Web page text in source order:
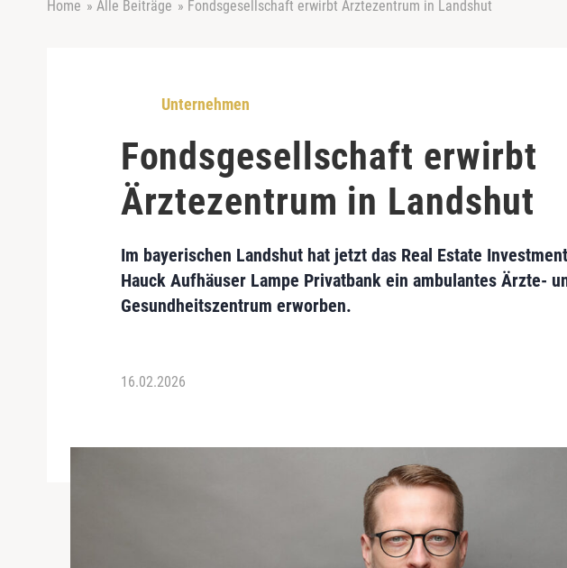
Home » Alle Beiträge » Fondsgesellschaft erwirbt Ärztezentrum in Landshut
Unternehmen
Fondsgesellschaft erwirbt
Ärztezentrum in Landshut
Im bayerischen Landshut hat jetzt das Real Estate
Hauck Aufhäuser Lampe Privatbank ein ambulantes Ärzte-
Gesundheitszentrum erworben.
16.02.2026